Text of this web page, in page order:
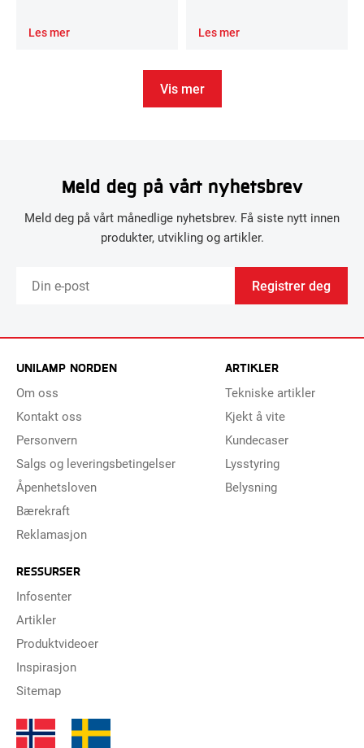
Les mer Les mer
Vis mer
Meld deg på vårt nyhetsbrev
Meld deg på vårt månedlige nyhetsbrev. Få siste nytt innen
produkter, utvikling og artikler.
Registrer deg
UNILAMP NORDEN
Om oss
Kontakt oss
Personvern
Salgs og leveringsbetingelser
Åpenhetsloven
Bærekraft
Reklamasjon
ARTIKLER
Tekniske artikler
Kjekt å vite
Kundecaser
Lysstyring
Belysning
RESSURSER
Infosenter
Artikler
Produktvideoer
Inspirasjon
Sitemap